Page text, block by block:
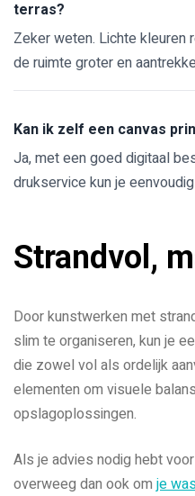
terras?
Zeker weten. Lichte kleuren
de ruimte groter en
Kan ik zelf een canvas
Ja, met een goed digitaal
drukservice kun je
Strandvol,
Door kunstwerken met
slim te organiseren, kun je
die zowel vol als ordelijk
elementen om visuele
opslagoplossingen.
Als je advies nodig hebt
overweeg dan ook omje